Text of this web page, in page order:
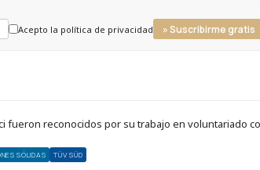
Acepto la política de privacidad » Suscribirme gratis
fueron reconocidos por su trabajo en voluntariado
SÓLIDAS TÜV SÜD